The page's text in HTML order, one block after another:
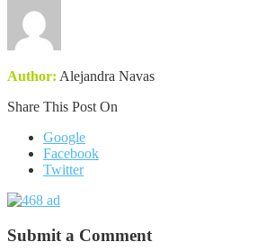
Author: Alejandra Navas
Share This Post On
Google
Facebook
Twitter
Submit a Comment